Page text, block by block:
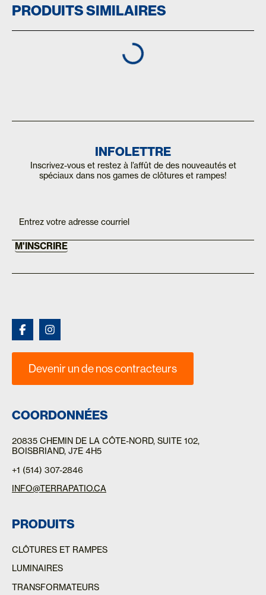
PRODUITS SIMILAIRES
INFOLETTRE
Inscrivez-vous et restez à l’affût de des nouveautés et
spéciaux dans nos games de clôtures et rampes!
Mailchimp
are
human,
this
field
M'INSCRIRE
Devenir un de nos contracteurs
COORDONNÉES
20835 CHEMIN DE LA CÔTE-NORD, SUITE 102,
BOISBRIAND, J7E 4H5
+1 (514) 307-2846
INFO@TERRAPATIO.CA
PRODUITS
CLÔTURES ET RAMPES
LUMINAIRES
TRANSFORMATEURS